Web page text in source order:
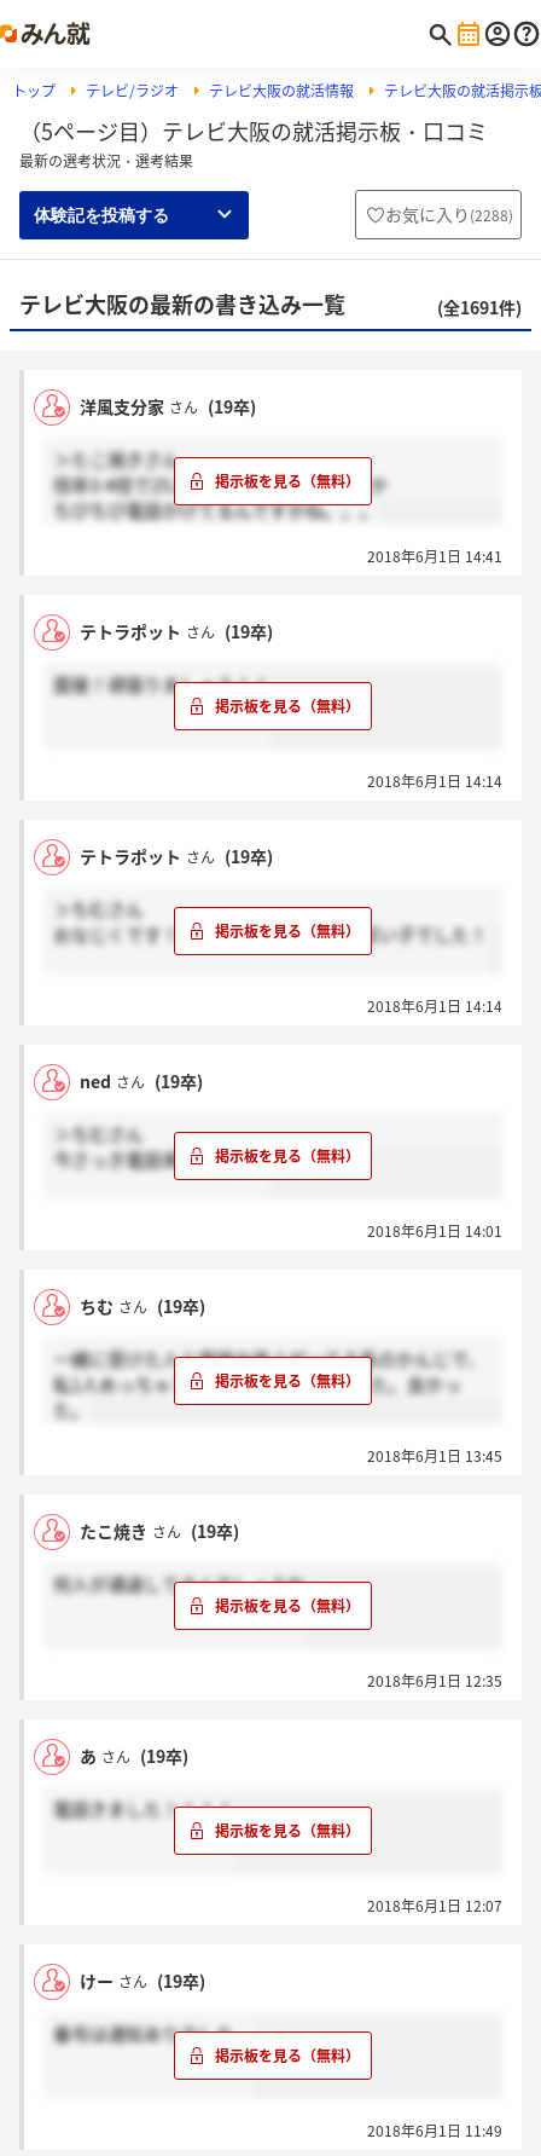
トップ テレビ/ラジオ テレビ大阪の就活情報 テレビ大阪の就活掲示
（5ページ目）テレビ大阪の就活掲示板・口コミ
最新の選考状況・選考結果
体験記を投稿する お気に入り (2288)
テレビ大阪の最新の書き込み一覧 (全1691件)
洋風支分家 さん (19卒)
＞たこ焼きさん
倍率3-4倍で25人くらいでないでしょうか
ちびちび電話かけてるんですかね。。。
2018年6月1日 14:41
テトラポット さん (19卒)
面接！頑張りましょう！！
2018年6月1日 14:14
テトラポット さん (19卒)
＞ちむさん
おなじくです！！！私１人だけあほっぽい子でした！
2018年6月1日 14:14
ned さん (19卒)
＞ちむさん
今さっき電話来ましたか？
2018年6月1日 14:01
ちむ さん (19卒)
一緒に受けた人ら面接出来上がってる系のかんじで、
私1人めっちゃアホっぽかったけど通った。良かっ
た。
2018年6月1日 13:45
たこ焼き さん (19卒)
何人が通過してるんでしょうね
2018年6月1日 12:35
あ さん (19卒)
電話きました！！！！
2018年6月1日 12:07
けー さん (19卒)
番号は通知ありでした。
2018年6月1日 11:49